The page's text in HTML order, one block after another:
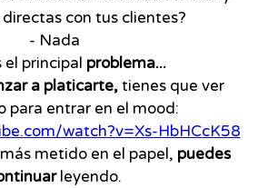
con tus clientes?
- Nada
el principal problema...
a platicarte,tienes que ver
para entrar en el mood:
watch?v=Xs-HbHCcK58
metido en el papel, puedes
leyendo.